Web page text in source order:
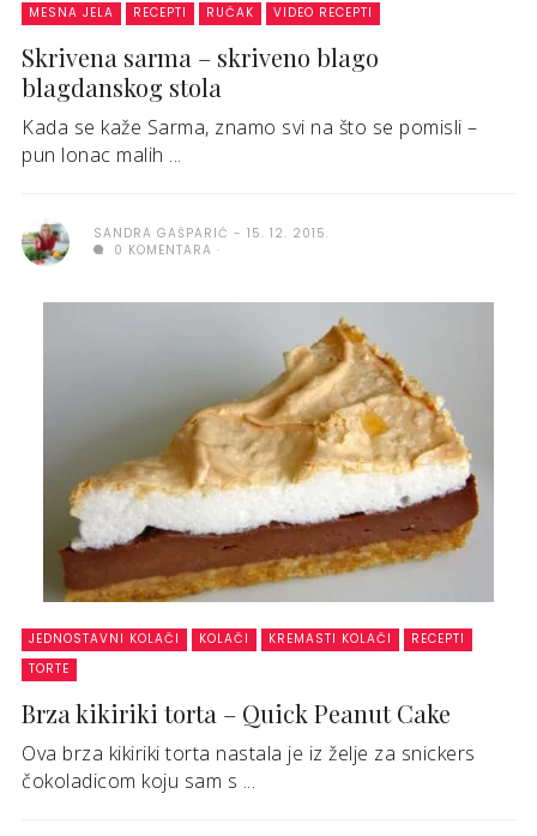
MESNA JELA RECEPTI RUČAK VIDEO RECEPTI
Skrivena sarma – skriveno blago
blagdanskog stola
Kada se kaže Sarma, znamo svi na što se pomisli –
pun lonac malih ...
SANDRA GAŠPARIĆ
15. 12. 2015.
0 KOMENTARA
JEDNOSTAVNI KOLAČI KOLAČI KREMASTI KOLAČI
RECEPTI
TORTE
Brza kikiriki torta – Quick Peanut Cake
Ova brza kikiriki torta nastala je iz želje za snickers
čokoladicom koju sam s ...